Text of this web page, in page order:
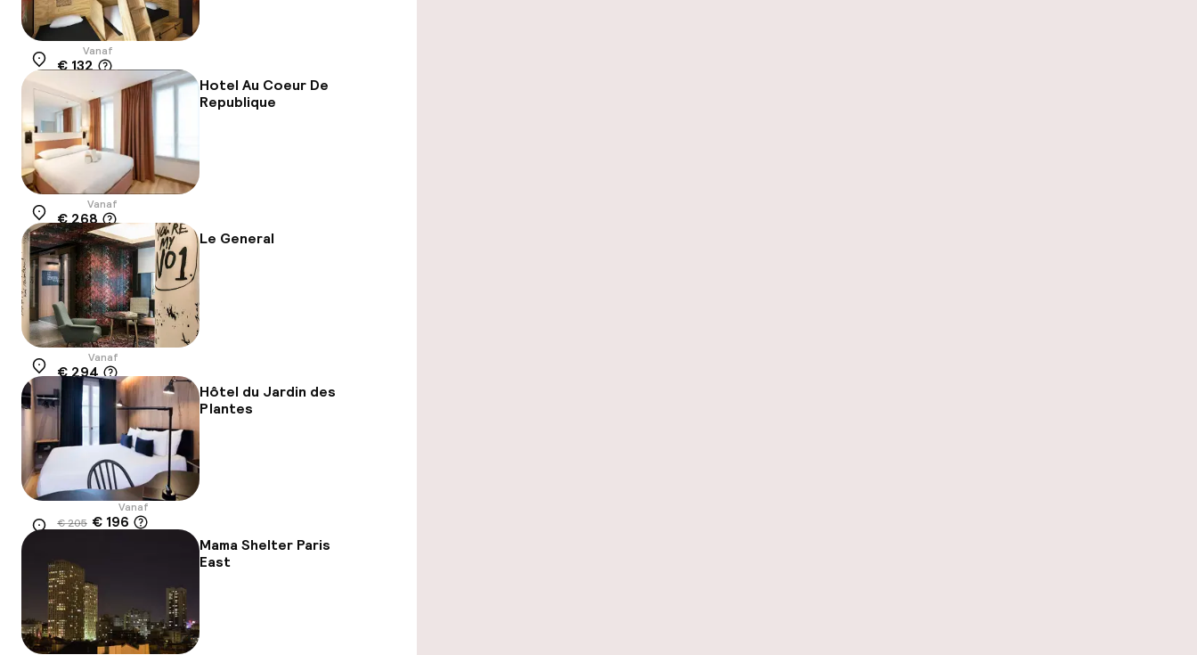
Locatie
Vanaf
€ 132
Hotel Au Coeur De
Republique
Locatie
Vanaf
€ 268
Le General
Locatie
Vanaf
€ 294
Hôtel du Jardin des
Plantes
Locatie
Vanaf
€ 205 € 196
Mama Shelter Paris
East